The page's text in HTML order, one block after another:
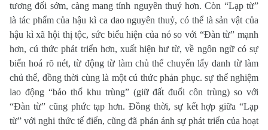
tương đối sớm, càng mang tính nguyên thuỷ hơn. Còn “Lạp từ”
là tác phẩm của hậu kì ca dao nguyên thuỷ, có thể là sản vật của
hậu kì xã hội thị tộc, sức biểu hiện của nó so với “Đàn từ” mạnh
hơn, cú thức phát triển hơn, xuất hiện hư từ, về ngôn ngữ có sự
biến hoá rõ nét, từ động từ làm chủ thể chuyển lấy danh từ làm
chủ thể, đồng thời cùng là một cú thức phản phục. sự thể nghiệm
lao động “bảo thổ khu trùng” (giữ đất đuổi côn trùng) so với
“Đàn từ” cũng phức tạp hơn. Đồng thời, sự kết hợp giữa “Lạp
từ” với nghi thức tế điển, cũng đã phản ánh sự phát triển của hoạt